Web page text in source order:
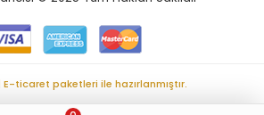
E-ticaret paketleri ile hazırlanmıştır.